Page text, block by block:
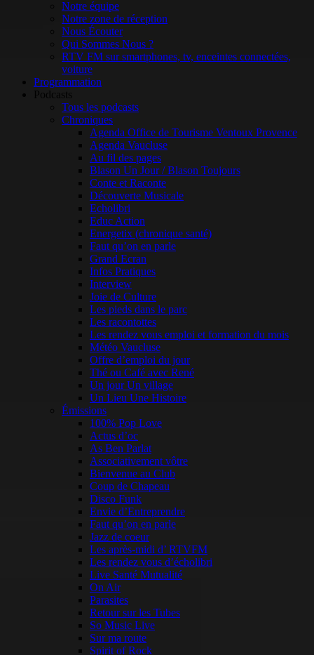
Notre équipe
Notre zone de réception
Nous Écouter
Qui Sommes Nous ?
RTV FM sur smartphones, tv, enceintes connectées,
voiture
Programmation
Podcasts
Tous les podcasts
Chroniques
Agenda Office de Tourisme Ventoux Provence
Agenda Vaucluse
Au fil des pages
Blason Un Jour / Blason Toujours
Conte et Raconte
Découverte Musicale
Echolibri
Educ Action
Energetix (chronique santé)
Faut qu’on en parle
Grand Ecran
Infos Pratiques
Interview
Joie de Culture
Les pieds dans le parc
Les racontottes
Les rendez vous emploi et formation du mois
Météo Vaucluse
Offre d’emploi du jour
Thé ou Café avec René
Un jour Un village
Un Lieu Une Histoire
Émissions
100% Pop Love
Actus d’oc
As Ben Parlat
Associativement vôtre
Bienvenue au Club
Coup de Chapeau
Disco Funk
Envie d’Entreprendre
Faut qu’on en parle
Jazz de coeur
Les après-midi d’ RTVFM
Les rendez vous d’écholibri
Live Santé Mutualité
On Air
Parasites
Retour sur les Tubes
So Music Live
Sur ma route
Spirit of Rock